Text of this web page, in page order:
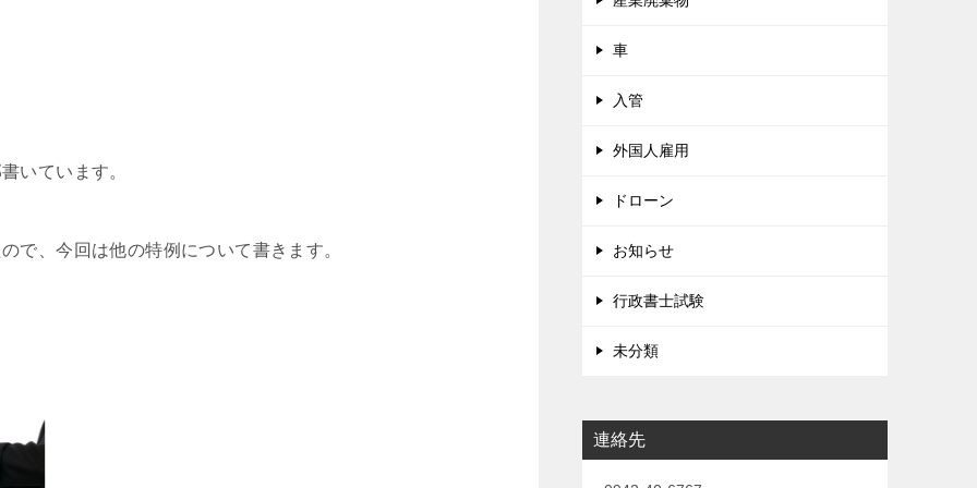
いています。
で、今回は他の特例について書きます。
車
入管
外国人雇用
ドローン
お知らせ
行政書士試験
未分類
連絡先